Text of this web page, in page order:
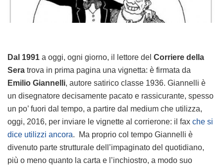
Dal 1991 a oggi, ogni giorno, il lettore del Corriere della
Sera trova in prima pagina una vignetta: è firmata da
Emilio Giannelli, autore satirico classe 1936. Giannelli è
un disegnatore decisamente pacato e rassicurante, spesso
un po’ fuori dal tempo, a partire dal medium che utilizza,
oggi, 2016, per inviare le vignette al corrierone: il fax che si
dice utilizzi ancora. Ma proprio col tempo Giannelli è
divenuto parte strutturale dell’impaginato del quotidiano,
più o meno quanto la carta e l’inchiostro, a modo suo